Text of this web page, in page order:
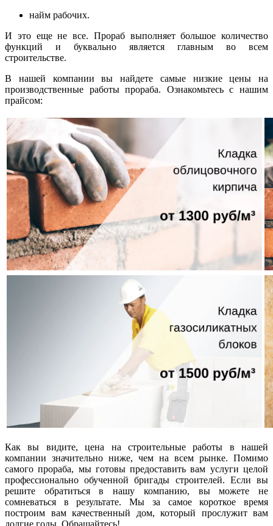
найм рабочих.
И это еще не все. Прораб выполняет большое количество
функций и буквально является главным во всем
строительстве.
В нашей компании вы найдете самые низкие цены на
производственные работы прораба. Ознакомьтесь с нашим
прайсом:
Как вы видите, цена на строительные работы в нашей
компании значительно ниже, чем на всем рынке. Помимо
самого прораба, мы готовы предоставить вам услуги целой
профессионально обученной бригады строителей. Если вы
решите обратиться в нашу компанию, вы можете не
сомневаться в результате. Мы за самое короткое время
построим вам качественный дом, который прослужит вам
долгие годы. Обращайтесь!